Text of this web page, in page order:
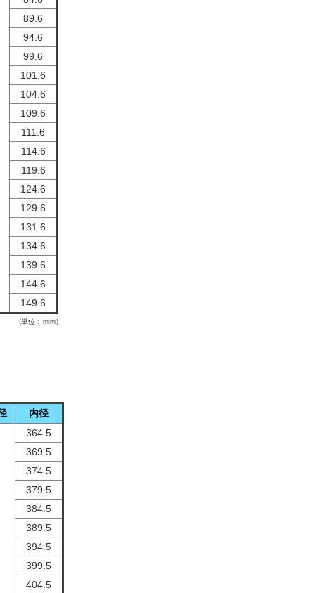
(単位：ｍｍ)
89.6
94.6
99.6
101.6
104.6
109.6
111.6
114.6
119.6
124.6
129.6
131.6
134.6
139.6
144.6
149.6
内径
364.5
369.5
374.5
379.5
384.5
389.5
394.5
399.5
404.5